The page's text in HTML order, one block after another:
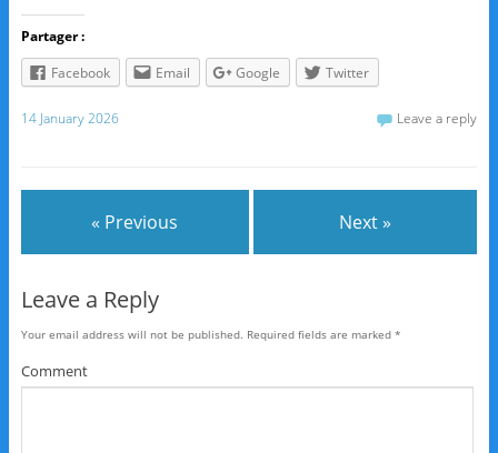
Partager :
Facebook
Email Google Twitter
14 January 2026 Leave a reply
« Previous Next »
Leave a Reply
Your email address will not be published. Required fields are marked *
Comment